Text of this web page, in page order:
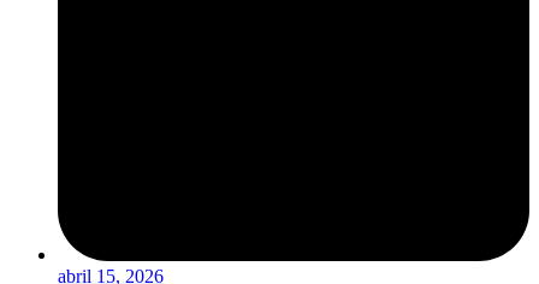
abril 15, 2026